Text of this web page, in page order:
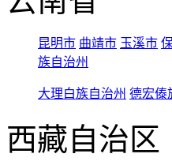
昆明市 曲靖市 玉溪市
族自治州
大理白族自治州 德宏傣
西藏自治区